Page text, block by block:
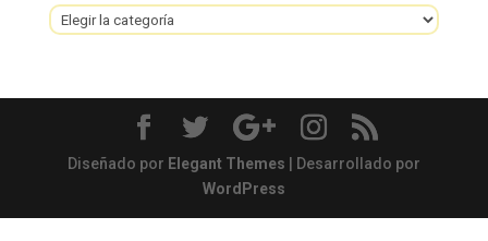
Categorías
Diseñado por Elegant Themes | Desarrollado por
WordPress